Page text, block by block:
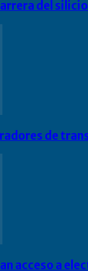
del
de
acceso a